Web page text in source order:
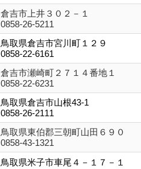
倉吉市上井３０２－１
0858-26-5211
鳥取県倉吉市宮川町１２９
0858-22-6161
倉吉市瀬崎町２７１４番地１
0858-22-6231
鳥取県倉吉市山根43-1
0858-26-2111
鳥取県東伯郡三朝町山田６９０
0858-43-1321
鳥取県米子市車尾４－１７－１